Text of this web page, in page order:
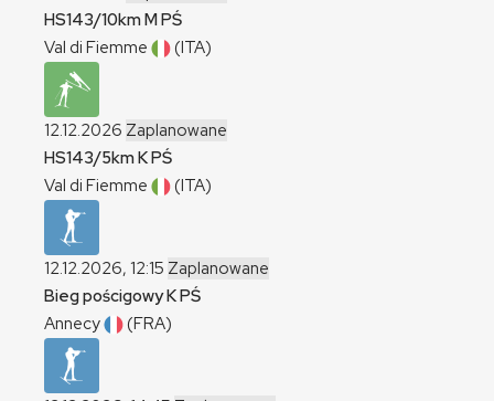
HS143/10kmMPŚ
Val di Fiemme
(ITA)
12.12.2026 Zaplanowane
HS143/5kmKPŚ
Val di Fiemme
(ITA)
12.12.2026, 12:15 Zaplanowane
Bieg pościgowyKPŚ
Annecy
(FRA)